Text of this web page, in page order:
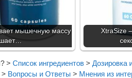
мышечную массу
XtraSize
> Список ингредиентов > Дозировка
> Вопросы и Ответы > Мнения из